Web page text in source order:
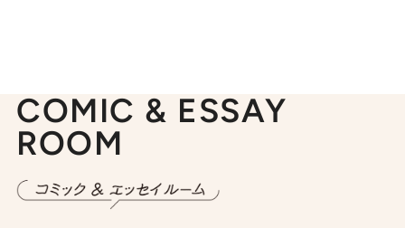
COMIC & ESSAY
ROOM